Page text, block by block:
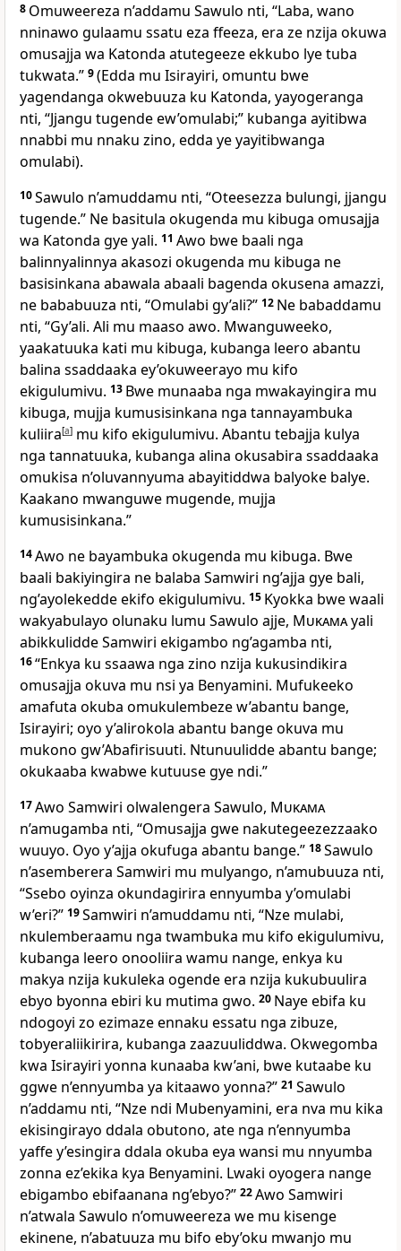
8 Omuweereza n’addamu Sawulo nti, “Laba, wano
nninawo gulaamu ssatu eza ffeeza, era ze nzija okuwa
omusajja wa Katonda atutegeeze ekkubo lye tuba
tukwata.” 9(Edda mu Isirayiri, omuntu bwe
yagendanga okwebuuza ku Katonda, yayogeranga
nti, “Jjangu tugende ew’omulabi;” kubanga ayitibwa
nnabbi mu nnaku zino, edda ye yayitibwanga
omulabi).
10Sawulo n’amuddamu nti, “Oteesezza bulungi, jjangu
tugende.” Ne basitula okugenda mu kibuga omusajja
wa Katonda gye yali. 11 Awo bwe baali nga
balinnyalinnya akasozi okugenda mu kibuga ne
basisinkana abawala abaali bagenda okusena amazzi,
ne bababuuza nti, “Omulabi gy’ali?” 12 Ne babaddamu
nti, “Gy’ali. Ali mu maaso awo. Mwanguweeko,
yaakatuuka kati mu kibuga, kubanga leero abantu
balina ssaddaaka ey’okuweerayo mu kifo
ekigulumivu. 13 Bwe munaaba nga mwakayingira mu
kibuga, mujja kumusisinkana nga tannayambuka
kuliira[a] mu kifo ekigulumivu. Abantu tebajja kulya
nga tannatuuka, kubanga alina okusabira ssaddaaka
omukisa n’oluvannyuma abayitiddwa balyoke balye.
Kaakano mwanguwe mugende, mujja
kumusisinkana.”
14Awo ne bayambuka okugenda mu kibuga. Bwe
baali bakiyingira ne balaba Samwiri ng’ajja gye bali,
ng’ayolekedde ekifo ekigulumivu. 15 Kyokka bwe waali
wakyabulayo olunaku lumu Sawulo ajje, Mukamayali
abikkulidde Samwiri ekigambo ng’agamba nti,
16“Enkya ku ssaawa nga zino nzija kukusindikira
omusajja okuva mu nsi ya Benyamini. Mufukeeko
amafuta okuba omukulembeze w’abantu bange,
Isirayiri; oyo y’alirokola abantu bange okuva mu
mukono gw’Abafirisuuti. Ntunuulidde abantu bange;
okukaaba kwabwe kutuuse gye ndi.”
17Awo Samwiri olwalengera Sawulo, Mukama
n’amugamba nti, “Omusajja gwe nakutegeezezzaako
wuuyo. Oyo y’ajja okufuga abantu bange.” 18Sawulo
n’asemberera Samwiri mu mulyango, n’amubuuza nti,
“Ssebo oyinza okundagirira ennyumba y’omulabi
w’eri?” 19Samwiri n’amuddamu nti, “Nze mulabi,
nkulemberaamu nga twambuka mu kifo ekigulumivu,
kubanga leero onooliira wamu nange, enkya ku
makya nzija kukuleka ogende era nzija kukubuulira
ebyo byonna ebiri ku mutima gwo. 20 Naye ebifa ku
ndogoyi zo ezimaze ennaku essatu nga zibuze,
tobyeraliikirira, kubanga zaazuuliddwa. Okwegomba
kwa Isirayiri yonna kunaaba kw’ani, bwe kutaabe ku
ggwe n’ennyumba ya kitaawo yonna?” 21 Sawulo
n’addamu nti, “Nze ndi Mubenyamini, era nva mu kika
ekisingirayo ddala obutono, ate nga n’ennyumba
yaffe y’esingira ddala okuba eya wansi mu nnyumba
zonna ez’ekika kya Benyamini. Lwaki oyogera nange
ebigambo ebifaanana ng’ebyo?” 22Awo Samwiri
n’atwala Sawulo n’omuweereza we mu kisenge
ekinene, n’abatuuza mu bifo eby’oku mwanjo mu